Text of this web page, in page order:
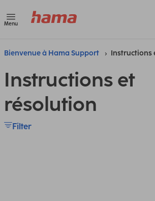
Menu
Bienvenue à Hama Support Instructions
Instructions et
résolution
Filter